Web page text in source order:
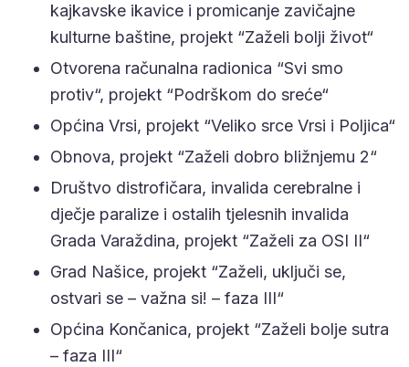
kajkavske ikavice i promicanje zavičajne
kulturne baštine, projekt “Zaželi bolji život“
Otvorena računalna radionica “Svi smo
protiv“, projekt “Podrškom do sreće“
Općina Vrsi, projekt “Veliko srce Vrsi i Poljica“
Obnova, projekt “Zaželi dobro bližnjemu 2“
Društvo distrofičara, invalida cerebralne i
dječje paralize i ostalih tjelesnih invalida
Grada Varaždina, projekt “Zaželi za OSI II“
Grad Našice, projekt “Zaželi, uključi se,
ostvari se – važna si! – faza III“
Općina Končanica, projekt “Zaželi bolje sutra
– faza III“